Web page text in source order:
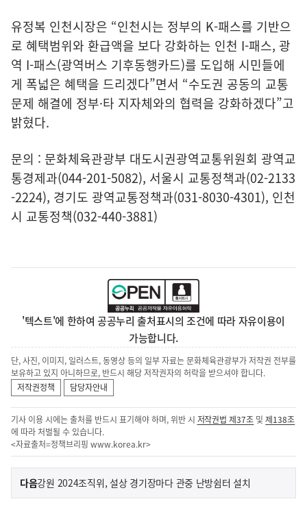
유정복 인천시장은 “인천시는 정부의 K-패스를 기반으
로 혜택범위와 환급액을 보다 강화하는 인천 I-패스, 광
역 I-패스(광역버스 기후동행카드)를 도입해 시민들에
게 폭넓은 혜택을 드리겠다”면서 “수도권 공동의 교통
문제 해결에 정부·타 지자체와의 협력을 강화하겠다”고
밝혔다.
문의 : 문화체육관광부 대도시권광역교통위원회 광역교
통경제과(044-201-5082), 서울시 교통정책과(02-2133
-2224), 경기도 광역교통정책과(031-8030-4301), 인천
시 교통정책(032-440-3881)
'텍스트'에 한하여 공공누리 출처표시의 조건에 따라 자유이용이
가능합니다.
단, 사진, 이미지, 일러스트, 동영상 등의 일부 자료는 문화체육관광부가 저작권 전부를
보유하고 있지 아니하므로, 반드시 해당 저작권자의 허락을 받으셔야 합니다.
저작권정책
담당자안내
기사 이용 시에는 출처를 반드시 표기해야 하며, 위반 시 저작권법 제37조 및제138조
에 따라 처벌될 수 있습니다.
<자료출처=정책브리핑 www.korea.kr>
이
전
다음기
강원 2024조직위, 설상 경기장마다 관중 난방쉼터 설치